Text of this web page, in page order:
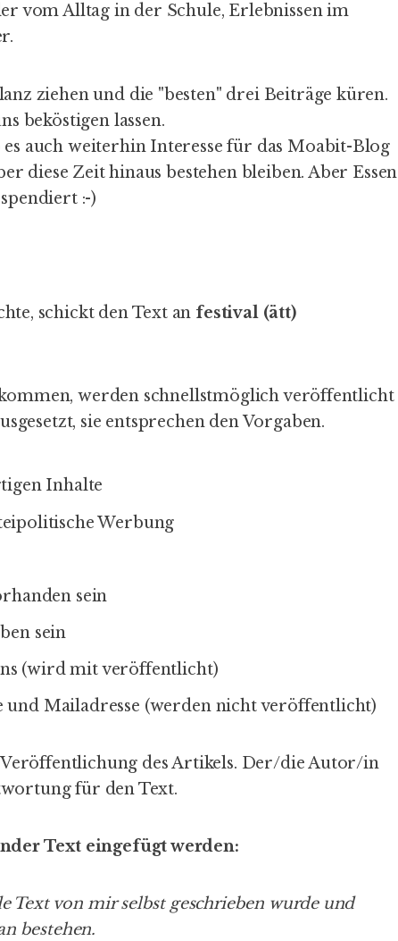
vom Alltag in der Schule, Erlebnissen im
ziehen und die "besten" drei Beiträge küren.
beköstigen lassen.
auch weiterhin Interesse für das Moabit-Blog
diese Zeit hinaus bestehen bleiben. Aber Essen
:-)
schickt den Text an festival (ätt)
werden schnellstmöglich veröffentlicht
sie entsprechen den Vorgaben.
Inhalte
Werbung
sein
sein
(wird mit veröffentlicht)
und Mailadresse (werden nicht veröffentlicht)
Veröffentlichung des Artikels. Der/die Autor/in
für den Text.
Text eingefügt werden:
Text von mir selbst geschrieben wurde und
bestehen.